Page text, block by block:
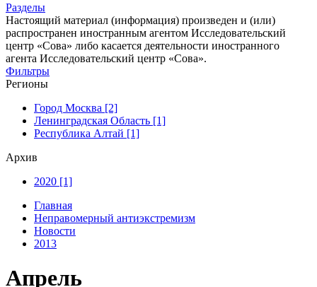
Разделы
Настоящий материал (информация) произведен и (или)
распространен иностранным агентом Исследовательский
центр «Сова» либо касается деятельности иностранного
агента Исследовательский центр «Сова».
Фильтры
Регионы
Город Москва [2]
Ленинградская Область [1]
Республика Алтай [1]
Архив
2020 [1]
Главная
Неправомерный антиэкстремизм
Новости
2013
Апрель